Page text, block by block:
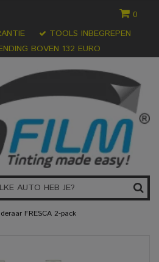
0
BOVEN 132 EURO
TOOLS INBEGREPEN
FRESCA 2-pack